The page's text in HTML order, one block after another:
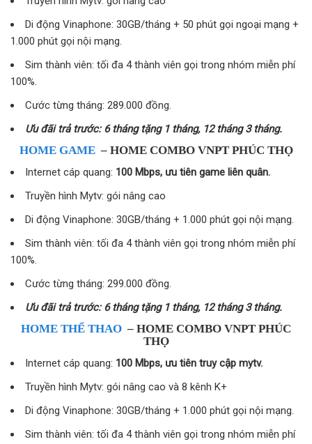
Di động Vinaphone: 30GB/tháng + 50 phút gọi ngoại mạng +
1.000 phút gọi nội mạng.
Sim thành viên: tối đa 4 thành viên gọi trong nhóm miễn phí
100%.
Cước từng tháng: 289.000 đồng.
Ưu đãi trả trước: 6 tháng tặng 1 tháng, 12 tháng 3 tháng.
HOME GAME– HOME COMBO VNPT PHÚC THỌ
Internet cáp quang: 100 Mbps, ưu tiên game liên quân.
Truyền hình Mytv: gói nâng cao
Di động Vinaphone: 30GB/tháng + 1.000 phút gọi nội mạng.
Sim thành viên: tối đa 4 thành viên gọi trong nhóm miễn phí
100%.
Cước từng tháng: 299.000 đồng.
Ưu đãi trả trước: 6 tháng tặng 1 tháng, 12 tháng 3 tháng.
HOME THỂ THAO – HOME COMBO VNPT PHÚC
THỌ
Internet cáp quang: 100 Mbps, ưu tiên truy cập mytv.
Truyền hình Mytv: gói nâng cao và 8 kênh K+
Di động Vinaphone: 30GB/tháng + 1.000 phút gọi nội mạng.
Sim thành viên: tối đa 4 thành viên gọi trong nhóm miễn phí